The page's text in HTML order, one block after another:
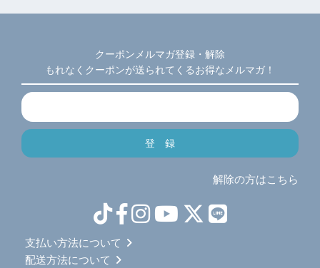
クーポンメルマガ登録・解除
もれなくクーポンが送られてくるお得なメルマガ！
解除の方はこちら
支払い方法について
配送方法について